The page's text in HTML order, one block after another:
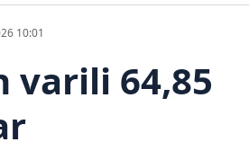
10:01
varili 64,85